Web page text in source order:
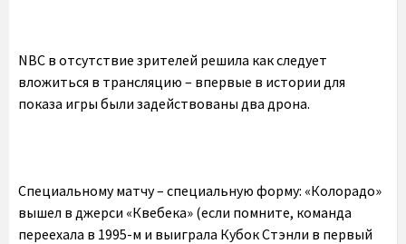
NBC в отсутствие зрителей решила как следует
вложиться в трансляцию – впервые в истории для
показа игры были задействованы два дрона.
Специальному матчу – специальную форму: «Колорадо»
вышел в джерси «Квебека» (если помните, команда
переехала в 1995-м и выиграла Кубок Стэнли в первый